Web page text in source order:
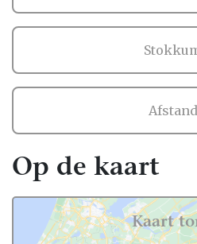
Afstand
Op de kaart
Kaart